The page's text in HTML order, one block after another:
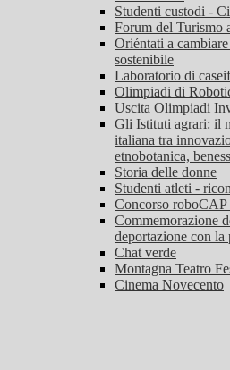
Studenti custodi -
Forum del Turismo
Oriéntati a
sostenibile
Laboratorio di
Olimpiadi di
Uscita Olimpiadi
Gli Istituti agrari: il
italiana tra
etnobotanica,
Storia delle donne
Studenti atleti -
Concorso roboCAP
Commemorazione
deportazione con la
Chat verde
Montagna Teatro
Cinema Novecento